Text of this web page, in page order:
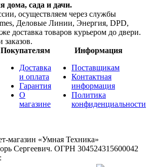
дома, сада и дачи.
осуществляем через службы
Деловые Линии, Энергия, DPD,
доставка товаров курьером до двери.
Покупателям Информация
Доставка
и оплата
Гарантия
О
магазине
Поставщикам
Контактная
информация
Политика
конфиденциальности
магазин «Умная Техника»
Сергеевич. ОГРН 304524315600042